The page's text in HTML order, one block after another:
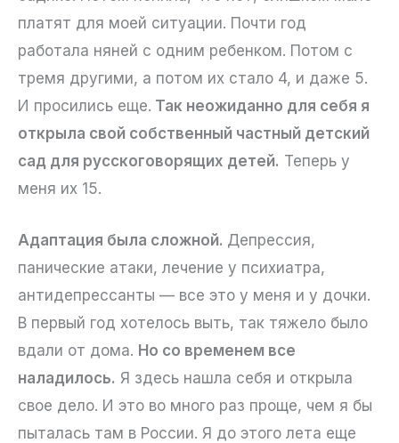
платят для моей ситуации. Почти год
работала няней с одним ребенком. Потом с
тремя другими, а потом их стало 4, и даже 5.
И просились еще. Так неожиданно для себя я
открыла свой собственный частный детский
сад для русскоговорящих детей. Теперь у
меня их 15.
Адаптация была сложной. Депрессия,
панические атаки, лечение у психиатра,
антидепрессанты — все это у меня и у дочки.
В первый год хотелось выть, так тяжело было
вдали от дома. Но со временем все
наладилось. Я здесь нашла себя и открыла
свое дело. И это во много раз проще, чем я бы
пыталась там в России. Я до этого лета еще